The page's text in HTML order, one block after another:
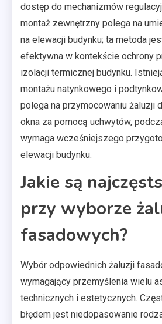
dostęp do mechanizmów
montaż zewnętrzny polega na
na elewacji budynku; ta metoda
efektywna w kontekście ochrony
izolacji termicznej budynku.
montażu natynkowego i
polega na przymocowaniu żaluzji
okna za pomocą uchwytów,
wymaga wcześniejszego
elewacji budynku.
Jakie są
przy wyborze
fasadowych?
Wybór odpowiednich żaluzji
wymagający przemyślenia wielu
technicznych i estetycznych.
błędem jest niedopasowanie